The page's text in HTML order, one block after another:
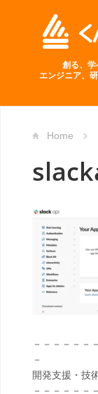
創る、学
エンジニア、
Home
－－－－－－
－
開発支援・技
－－－－－－